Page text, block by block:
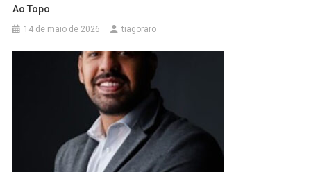
Ao Topo
14 de maio de 2026 tiagoraro